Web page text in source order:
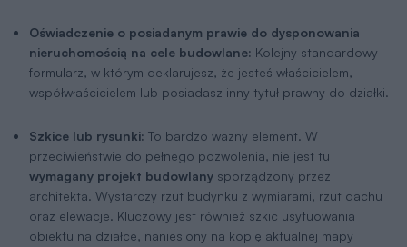
Oświadczenie o posiadanym prawie do dysponowania
nieruchomością na cele budowlane: Kolejny standardowy
formularz, w którym deklarujesz, że jesteś właścicielem,
współwłaścicielem lub posiadasz inny tytuł prawny do działki.
Szkice lub rysunki: To bardzo ważny element. W
przeciwieństwie do pełnego pozwolenia, nie jest tu
wymagany projekt budowlany sporządzony przez
architekta. Wystarczy rzut budynku z wymiarami, rzut dachu
oraz elewacje. Kluczowy jest również szkic usytuowania
obiektu na działce, naniesiony na kopię aktualnej mapy